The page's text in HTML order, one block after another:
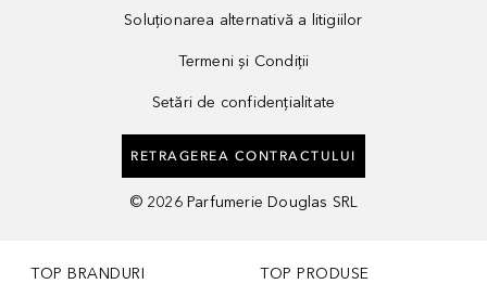
Soluționarea alternativă a litigiilor
Termeni și Condiții
Setări de confidențialitate
RETRAGEREA CONTRACTULUI
© 2026 Parfumerie Douglas SRL
TOP BRANDURI TOP PRODUSE